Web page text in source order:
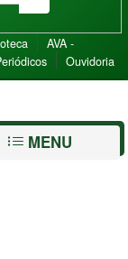
AVA -
Ouvidoria
MENU